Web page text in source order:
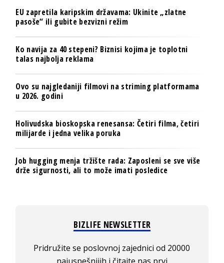
EU zapretila karipskim državama: Ukinite „zlatne
pasoše“ ili gubite bezvizni režim
Ko navija za 40 stepeni? Biznisi kojima je toplotni
talas najbolja reklama
Ovo su najgledaniji filmovi na striming platformama
u 2026. godini
Holivudska bioskopska renesansa: Četiri filma, četiri
milijarde i jedna velika poruka
Job hugging menja tržište rada: Zaposleni se sve više
drže sigurnosti, ali to može imati posledice
BIZLIFE NEWSLETTER
Pridružite se poslovnoj zajednici od 20000